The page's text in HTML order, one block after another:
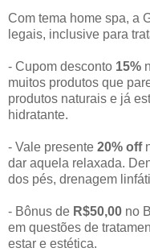
Com tema home spa, a
legais, inclusive para
- Cupom desconto 15%
muitos produtos que
produtos naturais e já
hidratante.
- Vale presente 20% off
dar aquela relaxada.
dos pés, drenagem
- Bônus de R$50,00 no
em questões de
estar e estética.